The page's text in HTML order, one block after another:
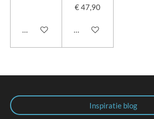
In winkelwagen
€ 47,90
In winkelwagen
Inspiratie blog